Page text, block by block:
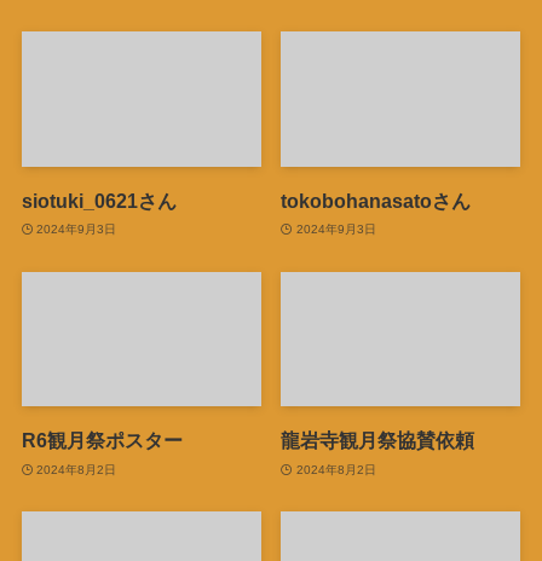
siotuki_0621さん
2024年9月3日
tokobohanasatoさん
2024年9月3日
R6観月祭ポスター
2024年8月2日
龍岩寺観月祭協賛依頼
2024年8月2日